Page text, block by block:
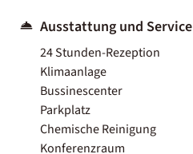
Ausstattung und Service
24 Stunden-Rezeption
Klimaanlage
Bussinescenter
Parkplatz
Chemische Reinigung
Konferenzraum